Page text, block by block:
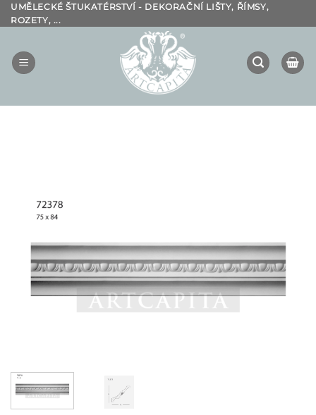
Přeskočit
na
UMĚLECKÉ ŠTUKATÉRSTVÍ - DEKORAČNÍ LIŠTY, ŘÍMSY,
ROZETY, ...